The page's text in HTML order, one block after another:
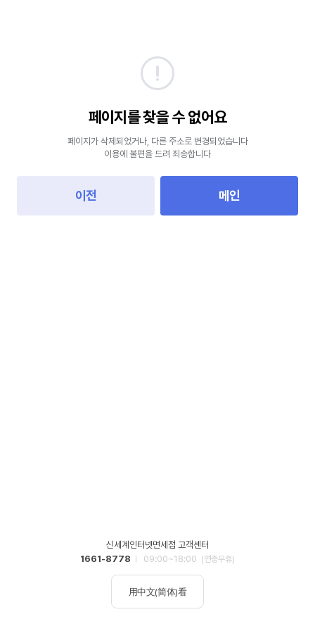
페이지를 찾을 수 없어요
페이지가 삭제되었거나, 다른 주소로 변경되었습니다
이용에 불편을 드려 죄송합니다
이전 메인
신세계인터넷면세점 고객센터
1661-8778
09:00~18:00 (연중무휴)
用中文(简体)看